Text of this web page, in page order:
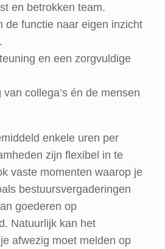
en betrokken team.
de functie naar eigen inzicht
en een zorgvuldige
collega’s én de mensen
enkele uren per
zijn flexibel in te
vaste momenten waarop je
bestuursvergaderingen
goederen op
Natuurlijk kan het
afwezig moet melden op